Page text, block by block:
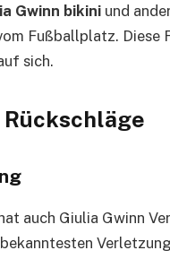
Gwinn bikini und
Fußballplatz. Diese
sich.
auch Giulia Gwinn